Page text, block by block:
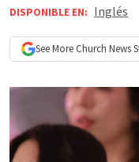
DISPONIBLE EN: Inglés
See More Church News